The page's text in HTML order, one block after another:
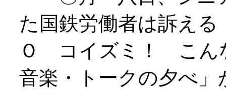
た国鉄労働者は訴
Ｏ コイズミ！ こん
音楽・トークの夕べ